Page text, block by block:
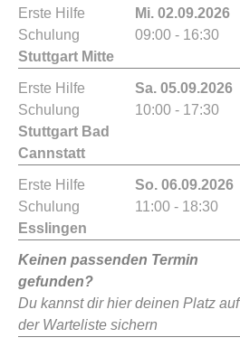
Erste Hilfe
Schulung
Stuttgart Mitte
Mi. 02.09.2026
09:00 - 16:30
Erste Hilfe
Schulung
Stuttgart Bad
Cannstatt
Sa. 05.09.2026
10:00 - 17:30
Erste Hilfe
Schulung
Esslingen
So. 06.09.2026
11:00 - 18:30
Keinen passenden Termin
gefunden?
Du kannst dir hier deinen Platz auf
der Warteliste sichern